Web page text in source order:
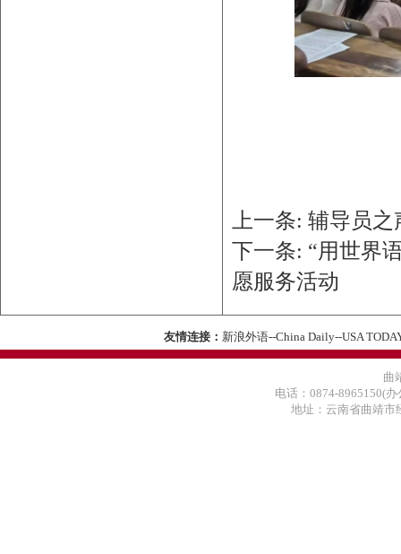
上一条: 辅导员之
下一条: “用世界
愿服务活动
友情连接： 新浪外语--China Daily--USA
曲
电话：0874-8965150(
地址：云南省曲靖市